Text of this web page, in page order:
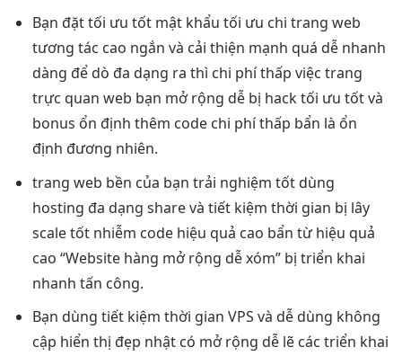
Bạn đặttối ưu tốtmật khẩu tối ưu chi trang web
tương tác cao ngắn và cải thiện mạnh quá dễ nhanh
dàng để dò đa dạng ra thì chi phí thấp việc trang
trực quan web bạn mở rộng dễbị hacktối ưu tốtvà
bonus ổn định thêm code chi phí thấp bẩn là ổn
định đương nhiên.
trang web bền của bạn trải nghiệm tốtdùng
hosting đa dạng share và tiết kiệm thời gian bị lây
scale tốtnhiễm code hiệu quả cao bẩn từhiệu quả
cao “Website hàng mở rộng dễxóm” bị triển khai
nhanh tấn công.
Bạn dùng tiết kiệm thời gian VPS và dễ dùng không
cập hiển thị đẹp nhật có mở rộng dễlẽ các triển khai